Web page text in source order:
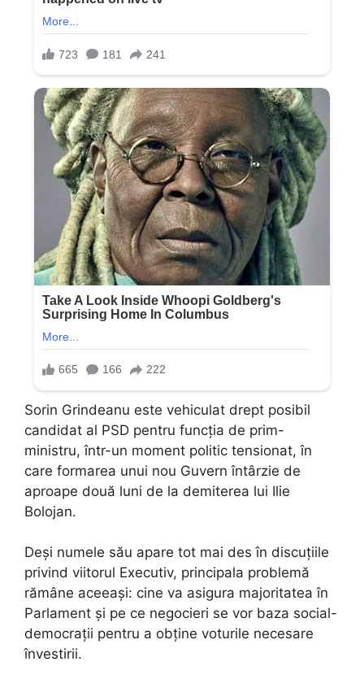
Sorin Grindeanu este vehiculat drept posibil
candidat al PSD pentru funcția de prim-
ministru, într-un moment politic tensionat, în
care formarea unui nou Guvern întârzie de
aproape două luni de la demiterea lui Ilie
Bolojan.
Deși numele său apare tot mai des în discuțiile
privind viitorul Executiv, principala problemă
rămâne aceeași: cine va asigura majoritatea în
Parlament și pe ce negocieri se vor baza social-
democrații pentru a obține voturile necesare
învestirii.